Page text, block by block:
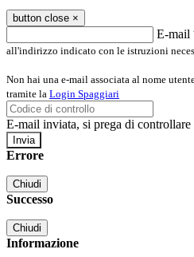
button close ×
E-mail
all'indirizzo indicato con le istruzioni
Non hai una e-mail associata al nome
tramite la Login Spaggiari
E-mail inviata, si prega di controllare
Errore
Chiudi
Successo
Chiudi
Informazione